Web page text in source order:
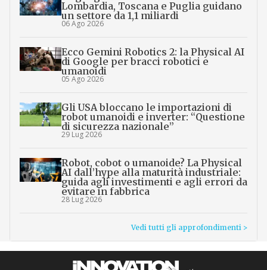
Lombardia, Toscana e Puglia guidano
un settore da 1,1 miliardi
06 Ago 2026
Ecco Gemini Robotics 2: la Physical AI
di Google per bracci robotici e
umanoidi
05 Ago 2026
Gli USA bloccano le importazioni di
robot umanoidi e inverter: “Questione
di sicurezza nazionale”
29 Lug 2026
Robot, cobot o umanoide? La Physical
AI dall’hype alla maturità industriale:
guida agli investimenti e agli errori da
evitare in fabbrica
28 Lug 2026
Vedi tutti gli approfondimenti >